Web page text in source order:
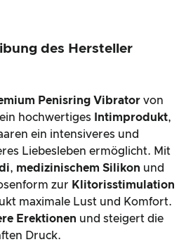
des Hersteller
Penisring Vibrator von
hochwertiges
Intimprodukt,
ein intensiveres und
Liebesleben ermöglicht. Mit
, medizinischem Silikon und
zur Klitorisstimulation
maximale Lust und Komfort.
Erektionen und steigert die
Druck.